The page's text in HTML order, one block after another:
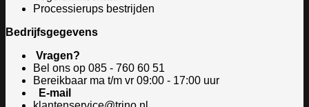
Processierups bestrijden
Bedrijfsgegevens
Vragen?
Bel ons op 085 - 760 60 51
Bereikbaar ma t/m vr 09:00 - 17:00 uur
E-mail